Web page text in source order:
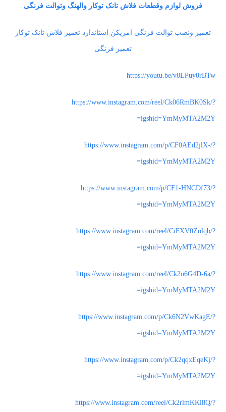
فروش لوازم وقطعات فلاش تانک توکار والهنگ وتوالت فرنگی
تعمیر ونصب توالت فرنگی امریکن استاندارد تعمیر فلاش تانک توکار
تعمیر فرنگی
https://youtu.be/v8LPuy0rBTw
https://www.instagram.com/reel/Ck06RmBK0Sk/?
igshid=YmMyMTA2M2Y=
https://www.instagram.com/p/CF0AEd2jlX-/?
igshid=YmMyMTA2M2Y=
https://www.instagram.com/p/CF1-HNCDf73/?
igshid=YmMyMTA2M2Y=
https://www.instagram.com/reel/CiFXV0Zolqb/?
igshid=YmMyMTA2M2Y=
https://www.instagram.com/reel/Ck2o6G4D-6a/?
igshid=YmMyMTA2M2Y=
https://www.instagram.com/p/Ck6N2VwKagE/?
igshid=YmMyMTA2M2Y=
https://www.instagram.com/p/Ck2qqxEqeKj/?
igshid=YmMyMTA2M2Y=
https://www.instagram.com/reel/Ck2rlmKKi8Q/?